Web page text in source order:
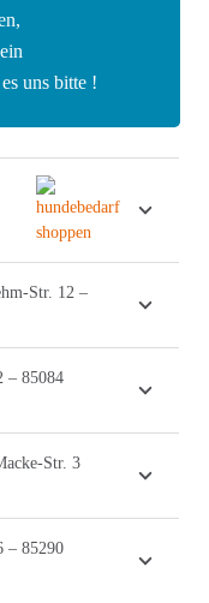
uns bitte !
Str. 12 –
– 85084
Str. 3
– 85290